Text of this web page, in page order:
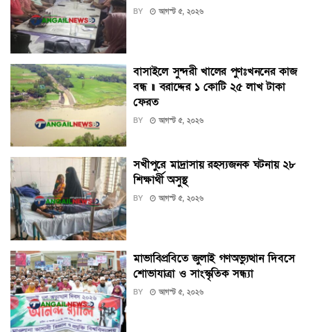
BY আগস্ট ৫, ২০২৬
বাসাইলে সুন্দরী খালের পুণঃখননের কাজ
বন্ধ ॥ বরাদ্দের ১ কোটি ২৫ লাখ টাকা
ফেরত
BY আগস্ট ৫, ২০২৬
সখীপুরে মাদ্রাসায় রহস্যজনক ঘটনায় ২৮
শিক্ষার্থী অসুস্থ
BY আগস্ট ৫, ২০২৬
মাভাবিপ্রবিতে জুলাই গণঅভ্যুত্থান দিবসে
শোভাযাত্রা ও সাংস্কৃতিক সন্ধ্যা
BY আগস্ট ৫, ২০২৬